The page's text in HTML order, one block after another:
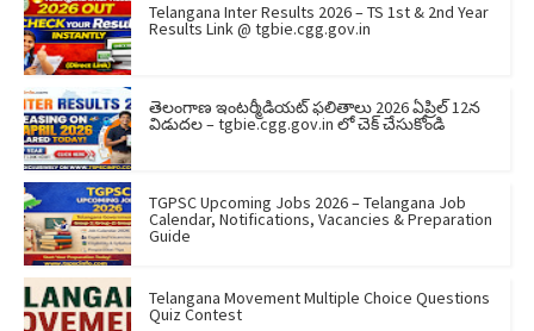
Telangana Inter Results 2026 – TS 1st & 2nd Year
Results Link @ tgbie.cgg.gov.in
తెలంగాణ ఇంటర్మీడియట్ ఫలితాలు 2026 ఏప్రిల్ 12న
విడుదల – tgbie.cgg.gov.in లో చెక్ చేసుకోండి
TGPSC Upcoming Jobs 2026 – Telangana Job
Calendar, Notifications, Vacancies & Preparation
Guide
Telangana Movement Multiple Choice Questions
Quiz Contest